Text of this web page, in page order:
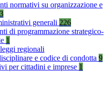
normativi su organizzazione e
generali 226
di programmazione strategico-
1
regionali
e codice di condotta 9
per cittadini e imprese 1